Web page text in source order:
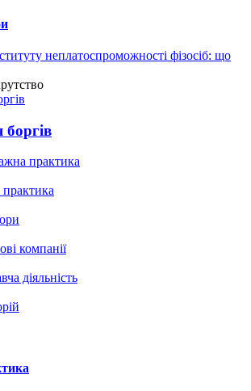
неплатоспроможності фізосіб: що
боргiв
практика
компанії
діяльність